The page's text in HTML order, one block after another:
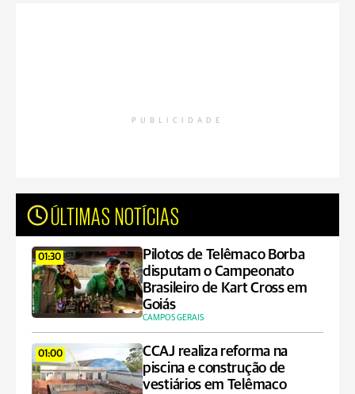
PUBLICIDADE
ÚLTIMAS NOTÍCIAS
01:30
Pilotos de Telêmaco Borba
disputam o Campeonato
Brasileiro de Kart Cross em
Goiás
CAMPOS GERAIS
01:00
CCAJ realiza reforma na
piscina e construção de
vestiários em Telêmaco